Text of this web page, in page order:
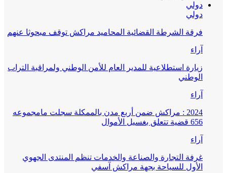
دولي
دولي
فرقة الشرطة القضائية المحاميد مراكش توقف مبحوثا عنهم
آراء
زيارة استطلاعية للمدير العام للأمن الوطني ولمراقبة التراب
الوطني
آراء
2024 : مراكش ضمن أربع مدن بالممكلة سجلت مامجموعه
656 قضية تتعلق بغسيل الأموال
آراء
غرفة التجارة والصناعة والخدمات تنظم المنتدى الجهوي
الأول للسياحة بجهة مراكش آسفي